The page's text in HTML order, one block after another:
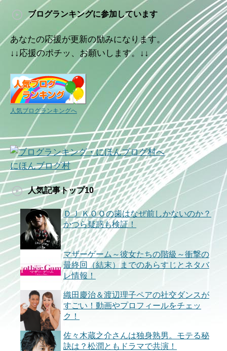
ブログランキングに参加しています
あなたの応援が更新の励みになります。
↓↓応援のポチッ、お願いします。↓↓
人気ブログランキングへ
にほんブログ村
人気記事トップ10
ＤＪ ＫＯＯの歯はなぜ前しかないのか？
かつら疑惑も検証！
マザーゲーム～彼女たちの階級～衝撃の
最終回（結末）までのあらすじとネタバ
レ情報！
織田慶治＆渡辺理子ペアの社交ダンスが
すごい！動画やプロフィールをチェッ
ク！
佐々木蔵之介さんは独身熟男。モテる秘
訣は？松潤ともドラマで共演！